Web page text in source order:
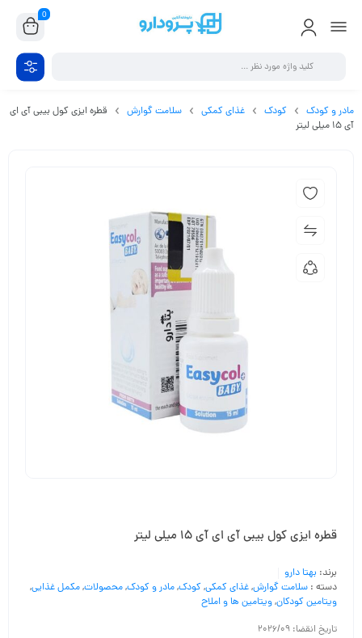
0
مادر و کودک کودک غذای کمکی سلامت گوارش
قطره ایزی کول بیبی آی ای
آی 15 میلی لیتر
قطره ایزی کول بیبی آی ای آی 15 میلی لیتر
برند: بهتا دارو
دسته : سلامت گوارش,غذای کمکی,کودک,مادر و کودک,محصولات,مکمل غذایی,
ویتامین کودکان,ویتامین ها و املاح
تاریخ انقضا: 2026/09